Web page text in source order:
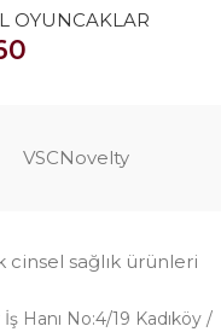
85GR
OYUNCAKLAR
VSCNovelty
sağlık ürünleri
Hanı No:4/19 Kadıköy /